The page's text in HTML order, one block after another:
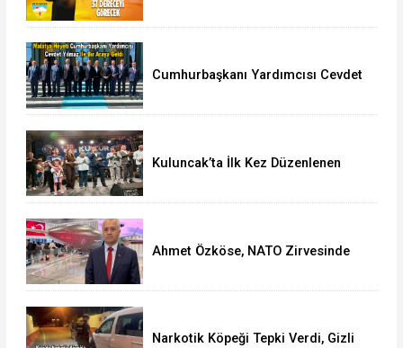
Cumhurbaşkanı Yardımcısı Cevdet
Kuluncak’ta İlk Kez Düzenlenen
Ahmet Özköse, NATO Zirvesinde
Narkotik Köpeği Tepki Verdi, Gizli